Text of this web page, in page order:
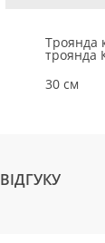
Троянда
троянда
30 см